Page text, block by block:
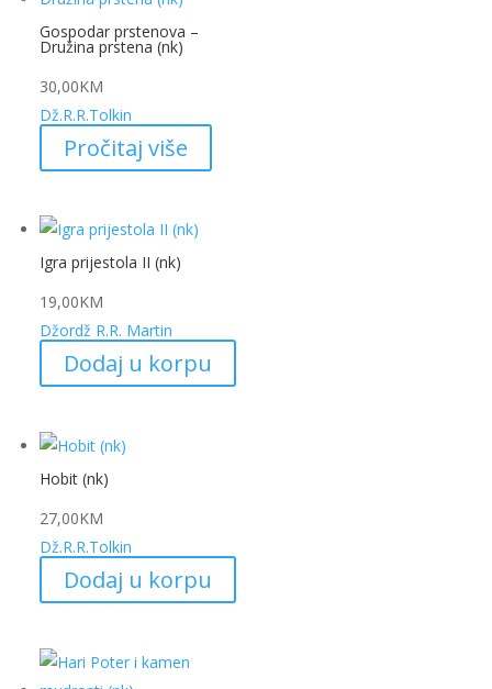
Gospodar prstenova –
Družina prstena (nk)
30,00KM
Dž.R.R.Tolkin
Pročitaj više
Igra prijestola II (nk)
19,00KM
Džordž R.R. Martin
Dodaj u korpu
Hobit (nk)
27,00KM
Dž.R.R.Tolkin
Dodaj u korpu